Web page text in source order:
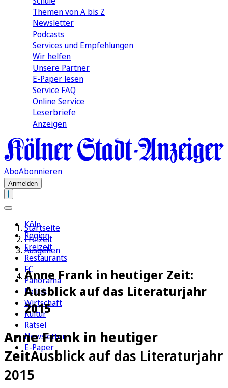
Themen von A bis Z
Newsletter
Podcasts
Services und Empfehlungen
Wir helfen
Unsere Partner
E-Paper lesen
Service FAQ
Online Service
Leserbriefe
Anzeigen
AboAbonnieren
Anmelden
Köln
Region
Freizeit
Restaurants
FC
Panorama
Politik
Wirtschaft
Kultur
Rätsel
Newsletter
E-Paper
Startseite
Freizeit
Ausgehen
Anne Frank in heutiger Zeit:
Ausblick auf das Literaturjahr
2015
Anne Frank in heutiger
ZeitAusblick auf das Literaturjahr
2015